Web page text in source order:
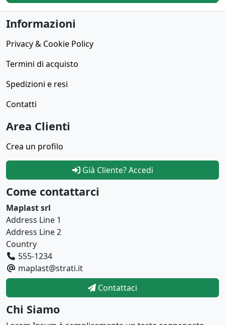
Informazioni
Privacy & Cookie Policy
Termini di acquisto
Spedizioni e resi
Contatti
Area Clienti
Crea un profilo
Già Cliente? Accedi
Come contattarci
Maplast srl
Address Line 1
Address Line 2
Country
555-1234
maplast@strati.it
Contattaci
Chi Siamo